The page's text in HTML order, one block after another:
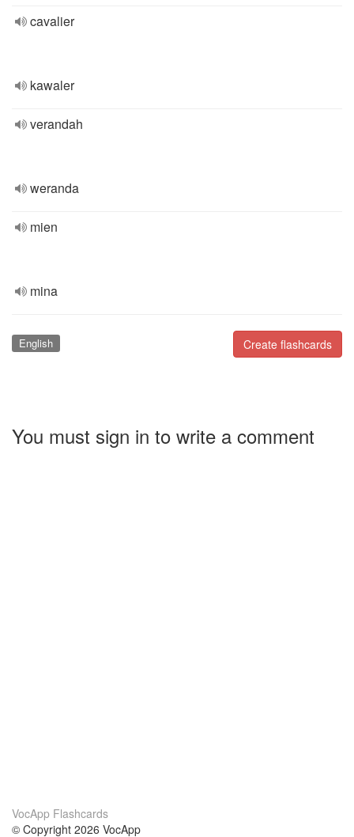
cavalier
kawaler
verandah
weranda
mien
mina
Create flashcards
English
You must sign in to write a comment
VocApp Flashcards
© Copyright 2026 VocApp